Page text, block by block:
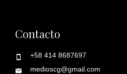
Contacto
+58 414 8687697
medioscg@gmail.com